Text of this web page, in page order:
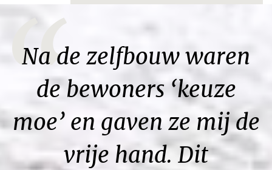
“
Na de zelfbouw waren
de bewoners ‘keuze
moe’ en gaven ze mij de
vrije hand. Dit